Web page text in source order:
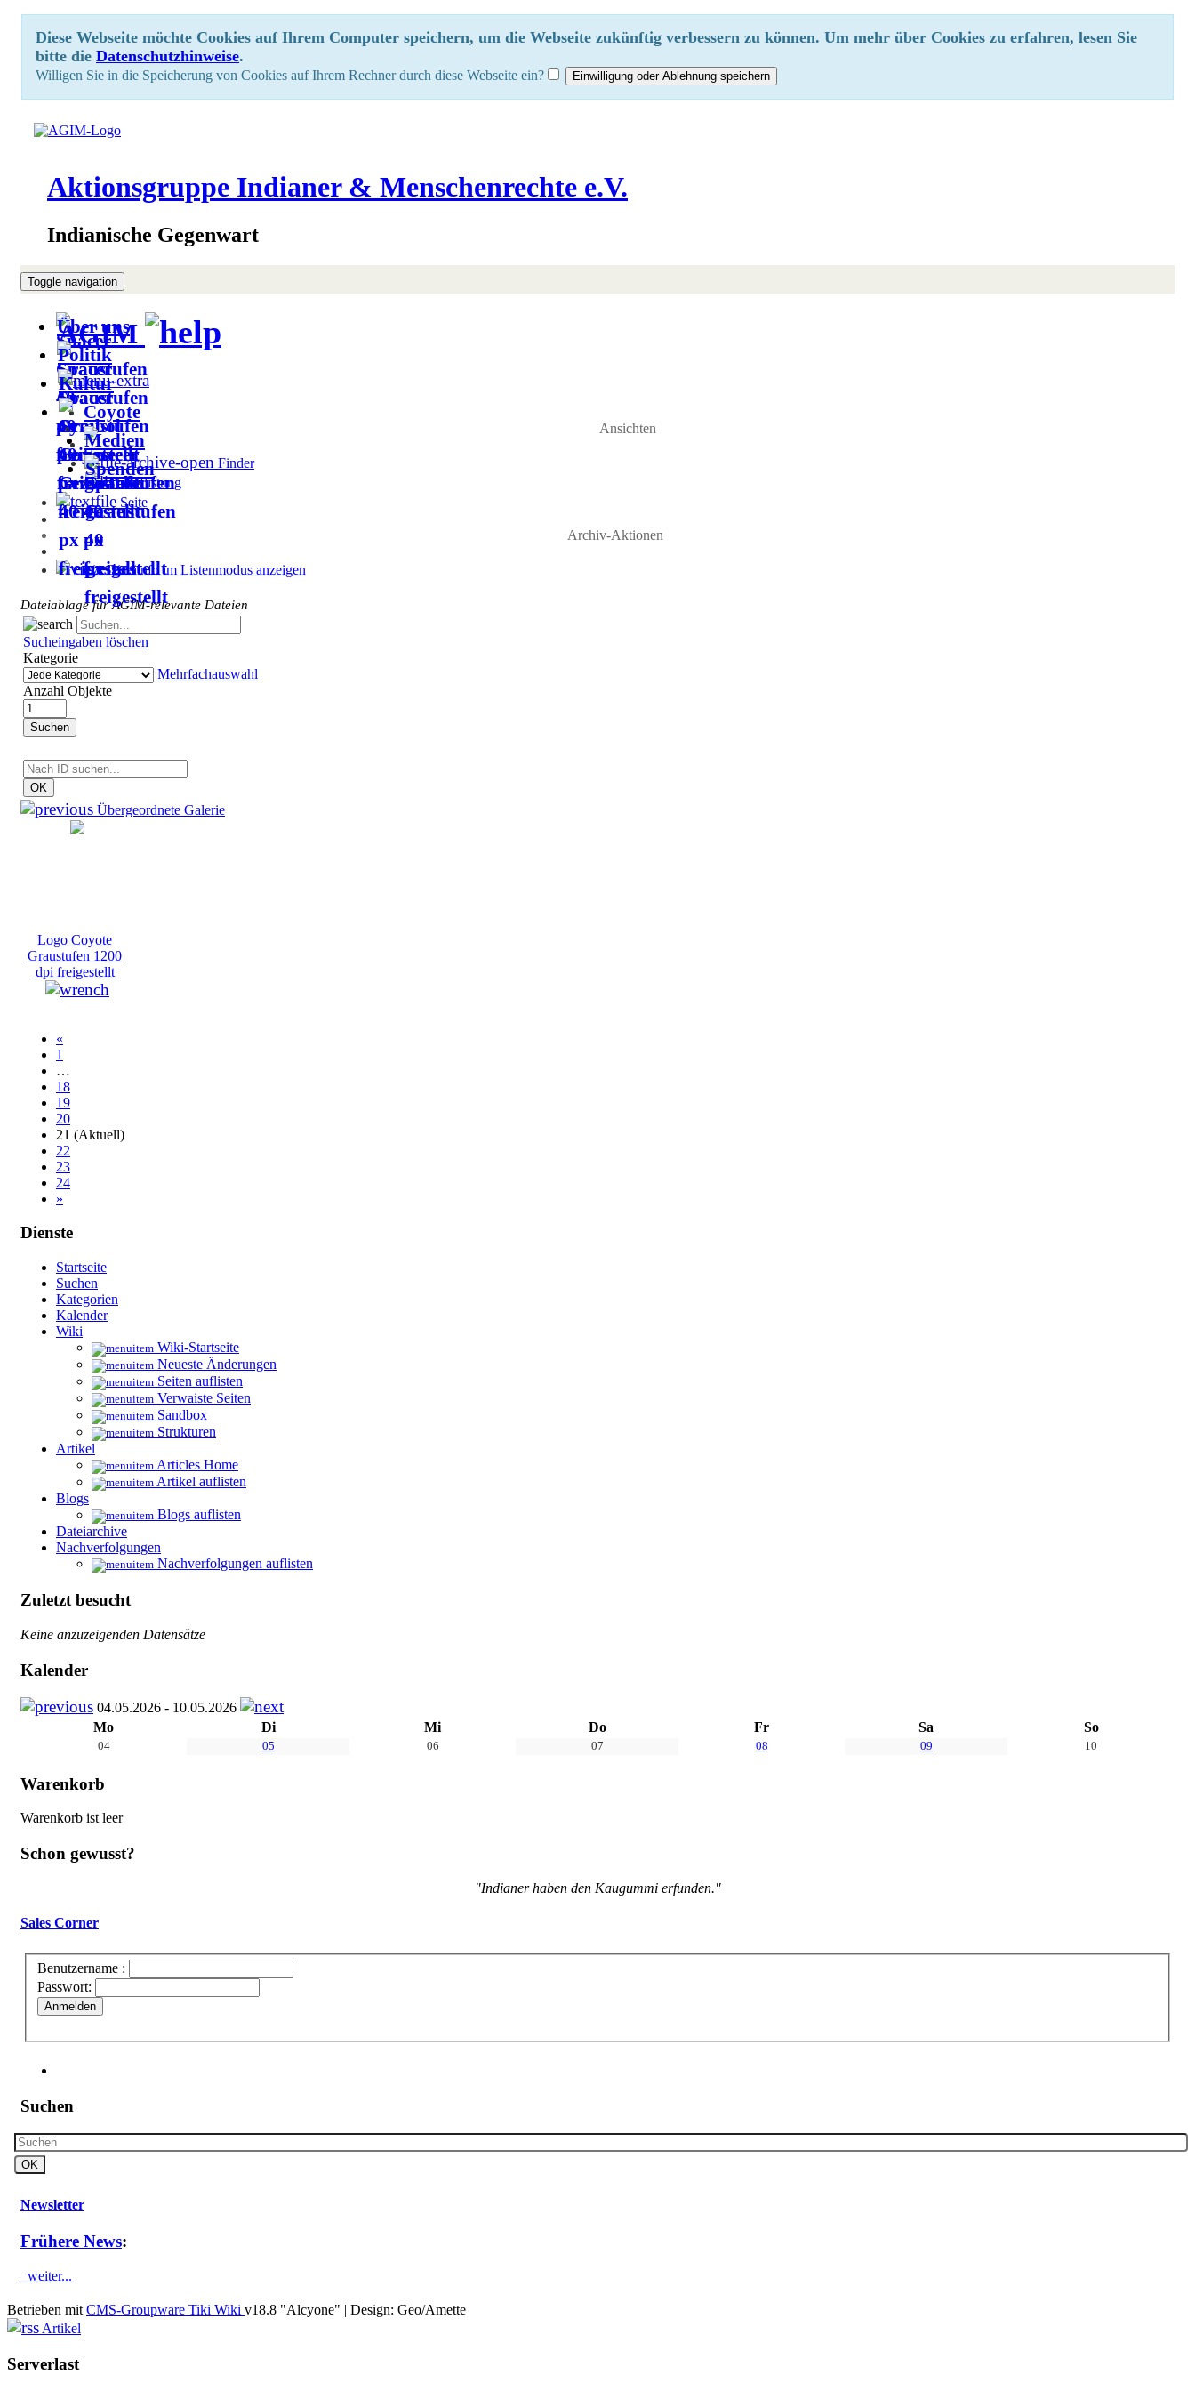
Diese Webseite möchte Cookies auf Ihrem Computer speichern, um die Webseite zukünftig verbessern zu können. Um mehr über Cookies zu erfahren, lesen Sie
bitte die Datenschutzhinweise.
Willigen Sie in die Speicherung von Cookies auf Ihrem Rechner durch diese Webseite ein?
Aktionsgruppe Indianer & Menschenrechte e.V.
Indianische Gegenwart
Toggle navigation
Über uns
Politik
Kultur
Coyote
Medien
Spenden
AGIM
Ansichten
Finder
Auflistung
Seite
Archiv-Aktionen
Dateiinfo im Listenmodus anzeigen
Dateiablage für AGIM-relevante Dateien
Sucheingaben löschen
Kategorie
Mehrfachauswahl
Anzahl Objekte
Suchen
OK
Übergeordnete Galerie
Logo Coyote
Graustufen 1200
dpi freigestellt
«
1
…
18
19
20
21 (Aktuell)
22
23
24
»
Dienste
Startseite
Suchen
Kategorien
Kalender
Wiki
Wiki-Startseite
Neueste Änderungen
Seiten auflisten
Verwaiste Seiten
Sandbox
Strukturen
Artikel
Articles Home
Artikel auflisten
Blogs
Blogs auflisten
Dateiarchive
Nachverfolgungen
Nachverfolgungen auflisten
Zuletzt besucht
Keine anzuzeigenden Datensätze
Kalender
04.05.2026 - 10.05.2026
Mo
Di Mi Do Fr Sa So
04 05 06 07 08 09 10
Warenkorb
Warenkorb ist leer
Schon gewusst?
"Indianer haben den Kaugummi erfunden."
Sales Corner
Benutzername :
Passwort:
Anmelden
Suchen
Newsletter
Frühere News:
weiter...
Betrieben mit CMS-Groupware Tiki Wiki v18.8 "Alcyone" | Design: Geo/Amette
Artikel
Serverlast